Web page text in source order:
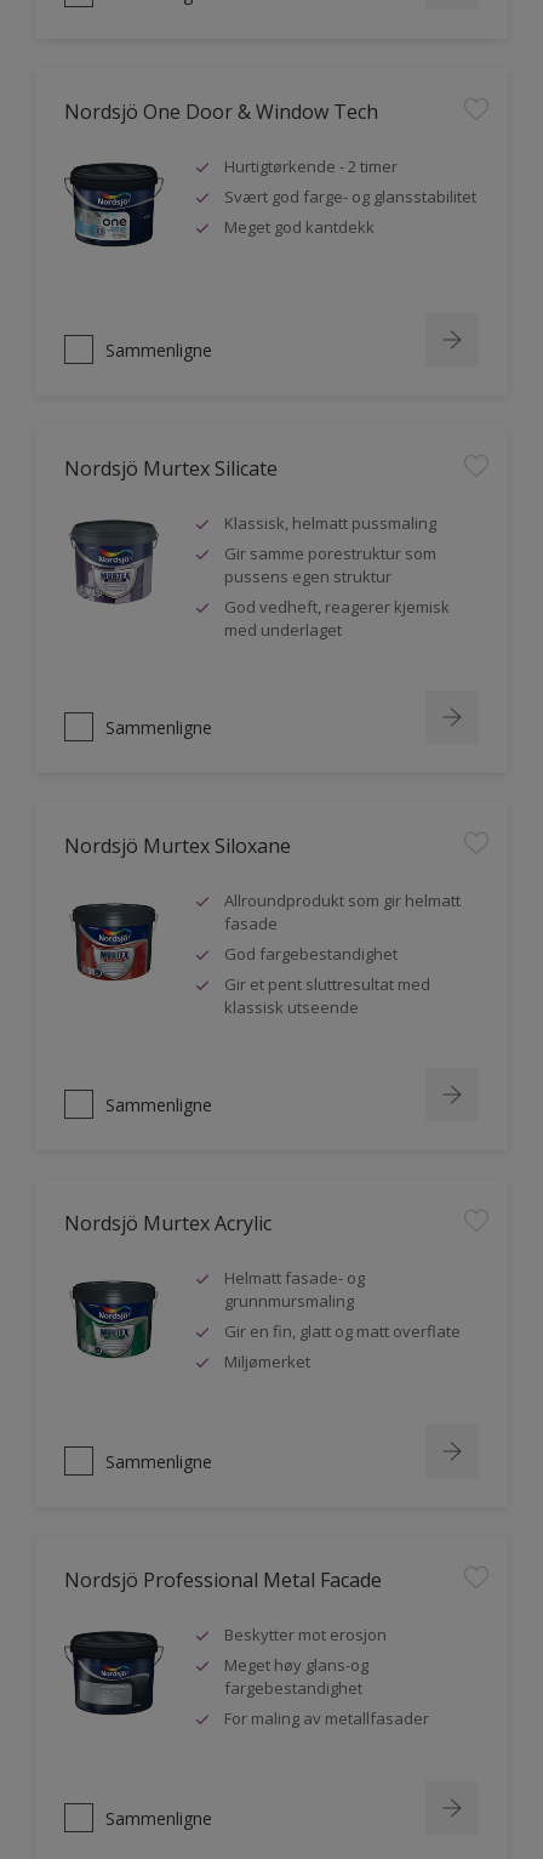
Nordsjö One Door & Window Tech
Hurtigtørkende - 2 timer
Svært god farge- og glansstabilitet
Meget god kantdekk
Sammenligne
Nordsjö Murtex Silicate
Klassisk, helmatt pussmaling
Gir samme porestruktur som
pussens egen struktur
God vedheft, reagerer kjemisk
med underlaget
Sammenligne
Nordsjö Murtex Siloxane
Allroundprodukt som gir helmatt
fasade
God fargebestandighet
Gir et pent sluttresultat med
klassisk utseende
Sammenligne
Nordsjö Murtex Acrylic
Helmatt fasade- og
grunnmursmaling
Gir en fin, glatt og matt overflate
Miljømerket
Sammenligne
Nordsjö Professional Metal Facade
Beskytter mot erosjon
Meget høy glans-og
fargebestandighet
For maling av metallfasader
Sammenligne